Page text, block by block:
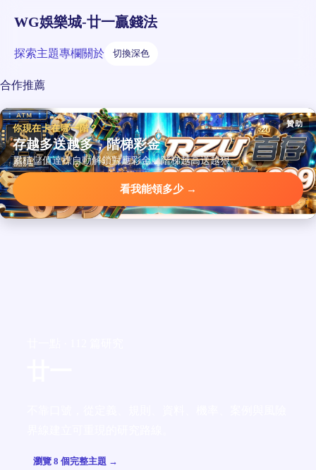
WG娛樂城-廿一贏錢法
探索主題專欄關於 切換深色
合作推薦
贊助
你現在卡在哪一階？
存越多送越多，階梯彩金
累積儲值達標自動解鎖對應彩金，階梯越高送越狠。
看我能領多少 →
瀏覽 8 個完整主題 →